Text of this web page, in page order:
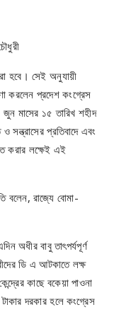
হবে। সেই অনুযায়ী
করলেন প্রদেশ কংগ্রেস
মাসের ১৫ তারিখ শহীদ
সন্ত্রাসের প্রতিবাদে এবং
করার লক্ষেই এই
বলেন, রাজ্যে বোমা-
অধীর বাবু তাৎপর্যপূর্ণ
ডি এ আটকাতে লক্ষ
কাছে বকেয়া পাওনা
দরকার হলে কংগ্রেস